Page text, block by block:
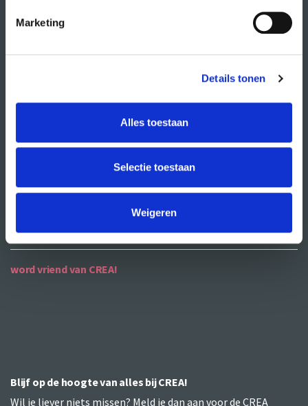
Marketing
Details tonen
Alles toestaan
Selectie toestaan
Weigeren
wat doet CREA?
contact
word vriend van CREA!
Blijf op de hoogte van alles bij CREA!
Wil je liever niets missen? Meld je dan aan voor de CREA